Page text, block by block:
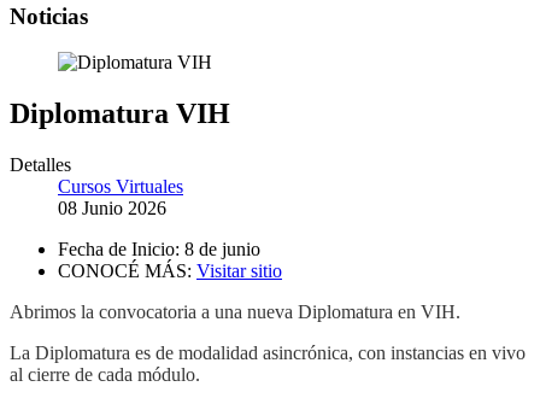
Noticias
Diplomatura VIH
Detalles
Cursos Virtuales
08 Junio 2026
Fecha de Inicio: 8 de junio
CONOCÉ MÁS: Visitar sitio
Abrimos la convocatoria a una nueva Diplomatura en VIH.
La Diplomatura es de modalidad asincrónica, con instancias en vivo
al cierre de cada módulo.